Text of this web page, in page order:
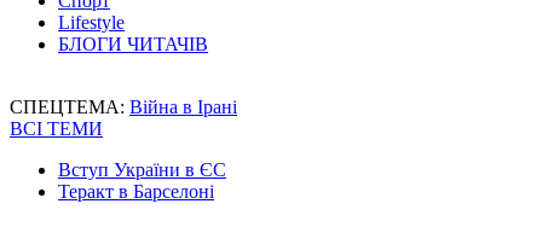
Lifestyle
БЛОГИ ЧИТАЧІВ
СПЕЦТЕМА: Війна в Ірані
ВСІ ТЕМИ
Вступ України в ЄС
Теракт в Барселоні